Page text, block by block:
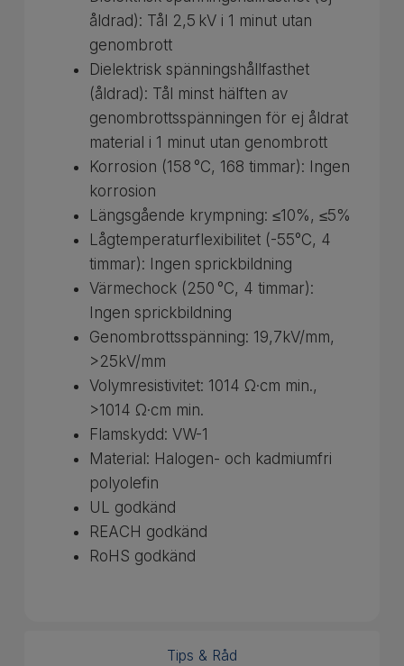
Tips & Råd
åldrad): Tål 2,5 kV i 1 minut utan
genombrott
Dielektrisk spänningshållfasthet
(åldrad): Tål minst hälften av
genombrottsspänningen för ej åldrat
material i 1 minut utan genombrott
Korrosion (158 °C, 168 timmar): Ingen
korrosion
Längsgående krympning: ≤10%, ≤5%
Lågtemperaturflexibilitet (-55°C, 4
timmar): Ingen sprickbildning
Värmechock (250 °C, 4 timmar):
Ingen sprickbildning
Genombrottsspänning: 19,7kV/mm,
>25kV/mm
Volymresistivitet: 1014 Ω·cm min.,
>1014 Ω·cm min.
Flamskydd: VW-1
Material: Halogen- och kadmiumfri
polyolefin
UL godkänd
REACH godkänd
RoHS godkänd